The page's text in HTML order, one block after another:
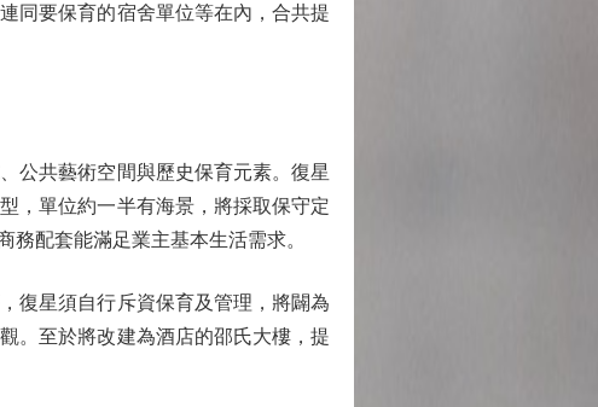
同要保育的宿舍單位等在內，合共提
共藝術空間與歷史保育元素。復星
，單位約一半有海景，將採取保守定
配套能滿足業主基本生活需求。
星須自行斥資保育及管理，將闢為
。至於將改建為酒店的邵氏大樓，提